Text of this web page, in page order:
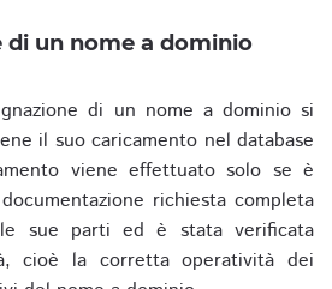
di un nome a dominio
di un nome a dominio si
il suo caricamento nel database
viene effettuato solo se è
richiesta completa
sue parti ed è stata verificata
cioè la corretta operatività dei